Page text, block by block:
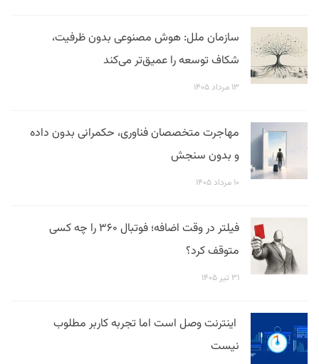
سازمان ملل: هوش مصنوعی بدون ظرفیت،
شکاف توسعه را عمیق‌تر می‌کند
۱۳ مرداد ۱۴۰۵
مهاجرت متخصصان فناوری، حکمرانی بدون داده
و بدون سنجش
۱۰ مرداد ۱۴۰۵
فیلتر در وقت اضافه؛ فوتبال ۳۶۰ را چه کسی
متوقف کرد؟
۳۱ تیر ۱۴۰۵
اینترنت وصل است اما تجربه کاربر مطلوب
نیست